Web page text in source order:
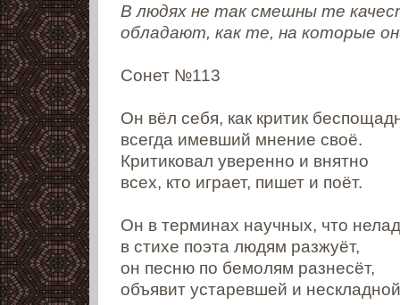
В людях не так смешны те
обладают, как те, на которые
Сонет №113
Он вёл себя, как критик
всегда имевший мнение своё.
Критиковал уверенно и внятно
всех, кто играет, пишет и поёт.
Он в терминах научных, что
в стихе поэта людям разжуёт,
он песню по бемолям разнесёт,
объявит устаревшей и